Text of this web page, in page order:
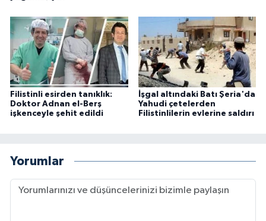
Filistinli esirden tanıklık:
Doktor Adnan el-Berş
işkenceyle şehit edildi
İşgal altındaki Batı Şeria'da
Yahudi çetelerden
Filistinlilerin evlerine saldırı
Yorumlar